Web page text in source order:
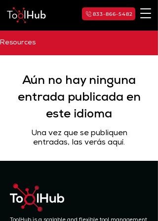
833-866-5482
Resources
Aún no hay ninguna
entrada publicada en
este idioma
Una vez que se publiquen
entradas, las verás aquí.